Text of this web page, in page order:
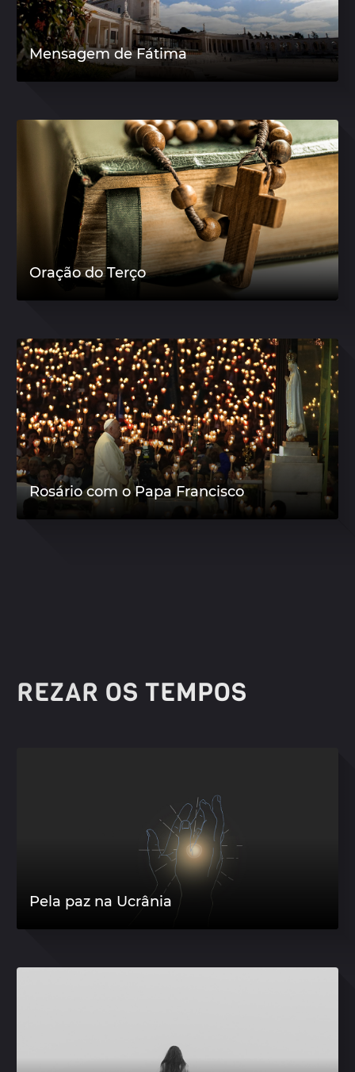
Mensagem de Fátima
Oração do Terço
Rosário com o Papa Francisco
REZAR OS TEMPOS
Pela paz na Ucrânia